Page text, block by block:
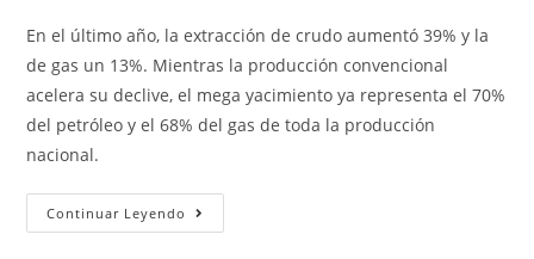
En el último año, la extracción de crudo aumentó 39% y la
de gas un 13%. Mientras la producción convencional
acelera su declive, el mega yacimiento ya representa el 70%
del petróleo y el 68% del gas de toda la producción
nacional.
Continuar Leyendo